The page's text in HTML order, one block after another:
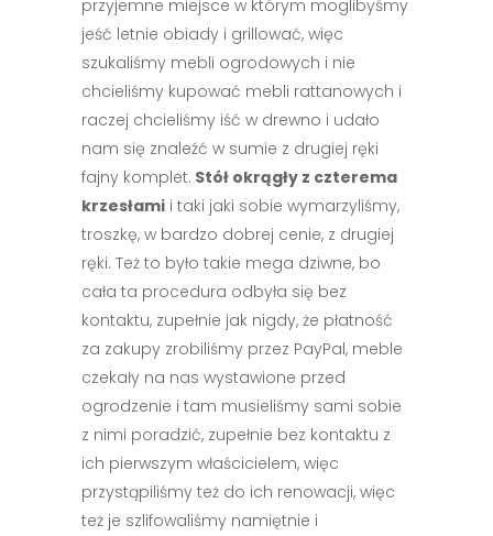
przyjemne miejsce w którym moglibyśmy
jeść letnie obiady i grillować, więc
szukaliśmy mebli ogrodowych i nie
chcieliśmy kupować mebli rattanowych i
raczej chcieliśmy iść w drewno i udało
nam się znaleźć w sumie z drugiej ręki
fajny komplet. Stół okrągły z czterema
krzesłami i taki jaki sobie wymarzyliśmy,
troszkę, w bardzo dobrej cenie, z drugiej
ręki. Też to było takie mega dziwne, bo
cała ta procedura odbyła się bez
kontaktu, zupełnie jak nigdy, że płatność
za zakupy zrobiliśmy przez PayPal, meble
czekały na nas wystawione przed
ogrodzenie i tam musieliśmy sami sobie
z nimi poradzić, zupełnie bez kontaktu z
ich pierwszym właścicielem, więc
przystąpiliśmy też do ich renowacji, więc
też je szlifowaliśmy namiętnie i